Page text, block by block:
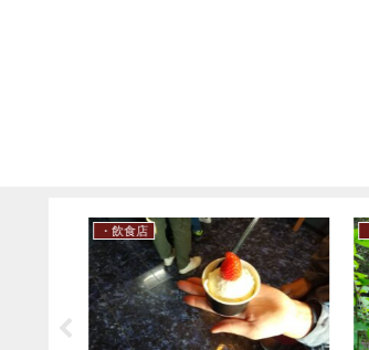
・日本遺産・文化財・史跡